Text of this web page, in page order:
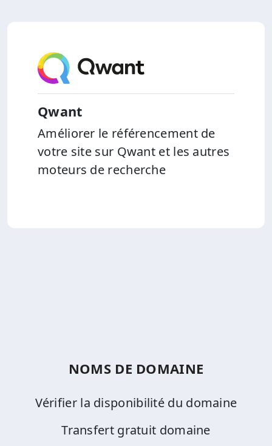
Qwant
Améliorer le référencement de
votre site sur Qwant et les autres
moteurs de recherche
NOMS DE DOMAINE
Vérifier la disponibilité du domaine
Transfert gratuit domaine